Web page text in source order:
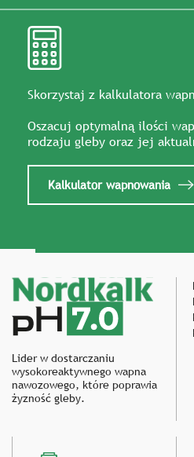
Skorzystaj z kalkulatora
Oszacuj optymalną ilości
rodzaju gleby oraz jej
Kalkulator wapnowania
Lider w dostarczaniu
wysokoreaktywnego wapna
nawozowego, które poprawia
żyzność gleby.